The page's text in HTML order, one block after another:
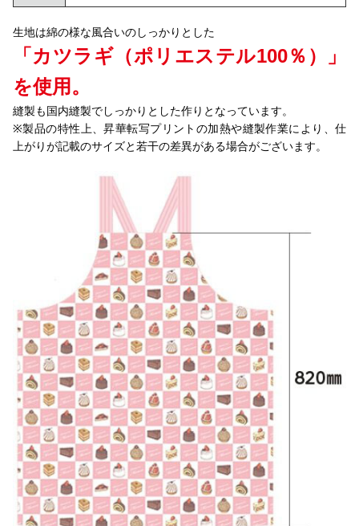
生地は綿の様な風合いのしっかりとした
「カツラギ（ポリエステル100％）」
を使用。
縫製も国内縫製でしっかりとした作りとなっています。
※製品の特性上、昇華転写プリントの加熱や縫製作業により、仕
上がりが記載のサイズと若干の差異がある場合がございます。